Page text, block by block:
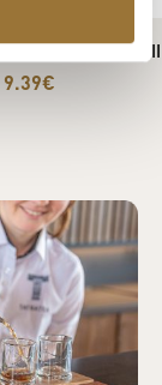
TATRATEA 4-SET
9.39€